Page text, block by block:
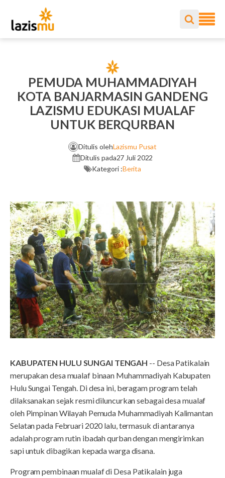
PEMUDA MUHAMMADIYAH
KOTA BANJARMASIN GANDENG
LAZISMU EDUKASI MUALAF
UNTUK BERQURBAN
Ditulis olehLazismu Pusat
Ditulis pada27 Juli 2022
Kategori :Berita
KABUPATEN HULU SUNGAI TENGAH -- Desa Patikalain
merupakan desa mualaf binaan Muhammadiyah Kabupaten
Hulu Sungai Tengah. Di desa ini, beragam program telah
dilaksanakan sejak resmi diluncurkan sebagai desa mualaf
oleh Pimpinan Wilayah Pemuda Muhammadiyah Kalimantan
Selatan pada Februari 2020 lalu, termasuk di antaranya
adalah program rutin ibadah qurban dengan mengirimkan
sapi untuk dibagikan kepada warga disana.
Program pembinaan mualaf di Desa Patikalain juga